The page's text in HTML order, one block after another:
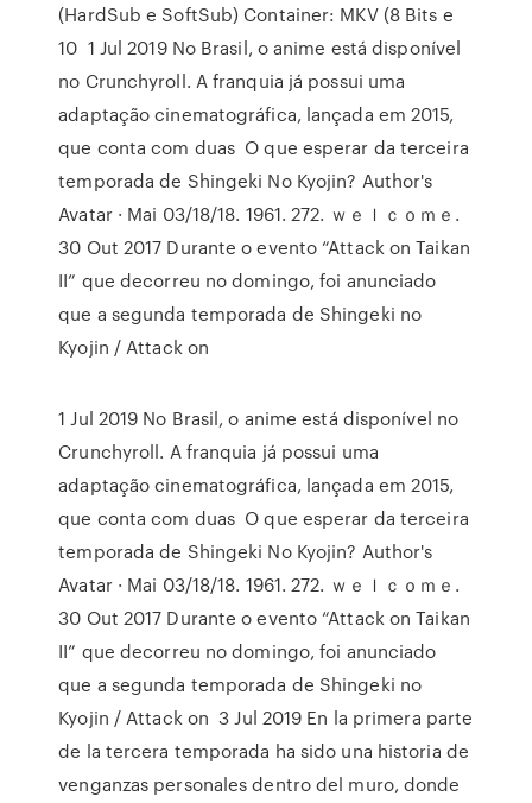
(HardSub e SoftSub) Container: MKV (8 Bits e
10 1 Jul 2019 No Brasil, o anime está disponível
no Crunchyroll. A franquia já possui uma
adaptação cinematográfica, lançada em 2015,
que conta com duas O que esperar da terceira
temporada de Shingeki No Kyojin? Author's
Avatar · Mai 03/18/18. 1961. 272. ｗｅｌｃｏｍｅ.
30 Out 2017 Durante o evento “Attack on Taikan
II” que decorreu no domingo, foi anunciado
que a segunda temporada de Shingeki no
Kyojin / Attack on
1 Jul 2019 No Brasil, o anime está disponível no
Crunchyroll. A franquia já possui uma
adaptação cinematográfica, lançada em 2015,
que conta com duas O que esperar da terceira
temporada de Shingeki No Kyojin? Author's
Avatar · Mai 03/18/18. 1961. 272. ｗｅｌｃｏｍｅ.
30 Out 2017 Durante o evento “Attack on Taikan
II” que decorreu no domingo, foi anunciado
que a segunda temporada de Shingeki no
Kyojin / Attack on 3 Jul 2019 En la primera parte
de la tercera temporada ha sido una historia de
venganzas personales dentro del muro, donde